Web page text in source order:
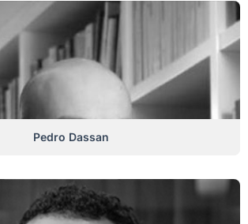
Pedro Dassan